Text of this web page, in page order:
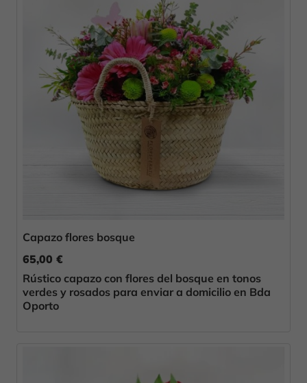
Capazo flores bosque
65,00 €
Rústico capazo con flores del bosque en tonos
verdes y rosados para enviar a domicilio en Bda
Oporto